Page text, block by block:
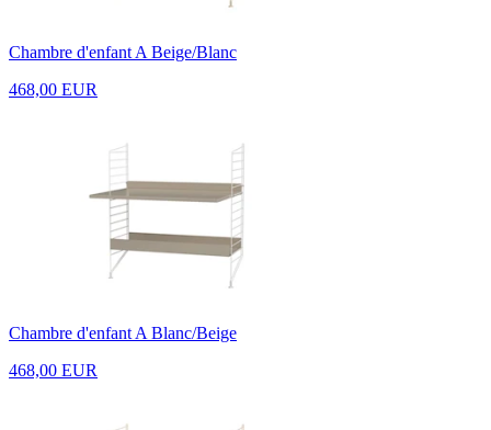
Chambre d'enfant A Beige/Blanc
468,00 EUR
Chambre d'enfant A Blanc/Beige
468,00 EUR